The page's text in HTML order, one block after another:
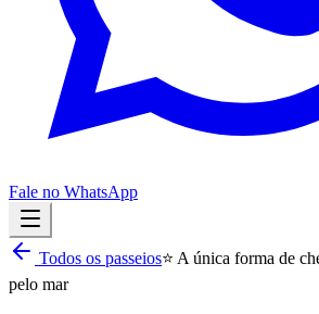
Fale no WhatsApp
Todos os passeios⭐ A única forma de
pelo mar